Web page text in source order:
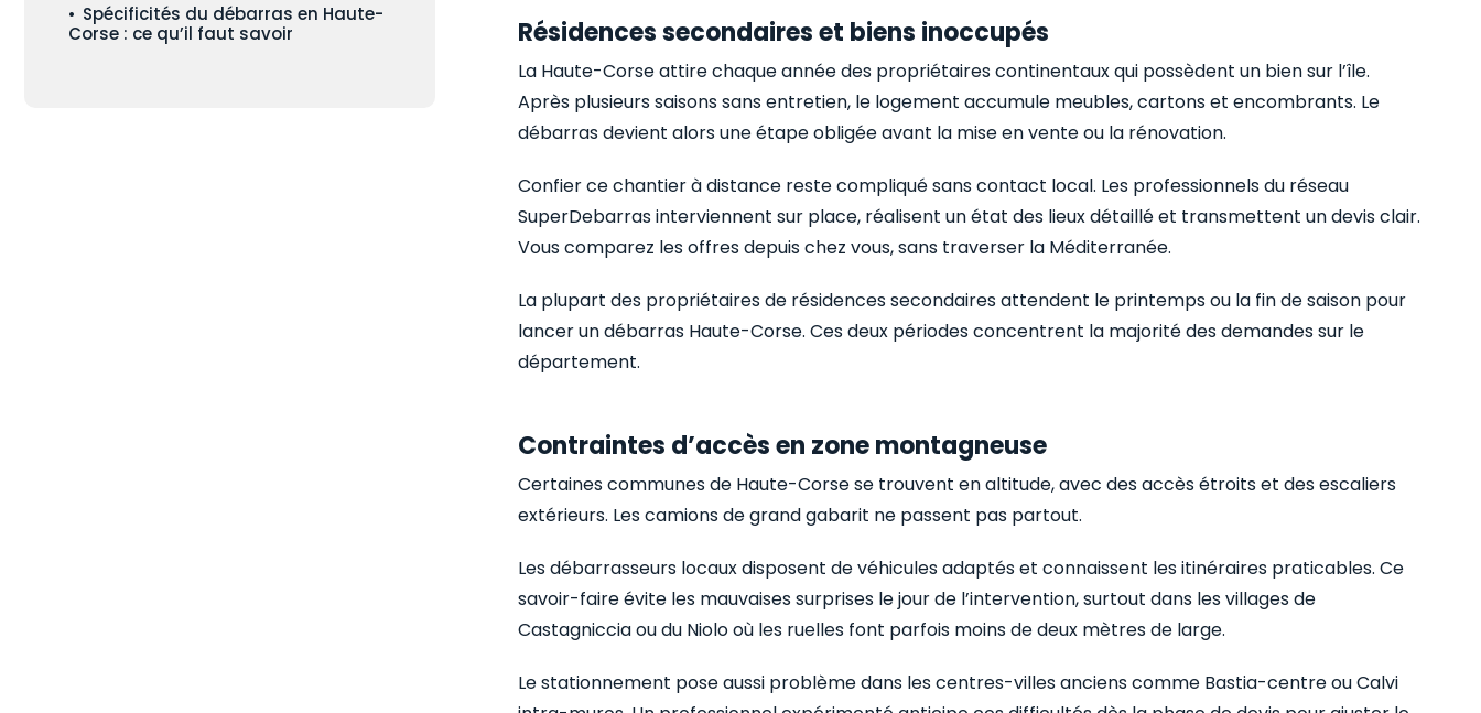
Spécificités du débarras en Haute-
Corse : ce qu’il faut savoir
Résidences secondaires et biens inoccupés
La Haute-Corse attire chaque année des propriétaires continentaux qui possèdent un bien sur l’île.
Après plusieurs saisons sans entretien, le logement accumule meubles, cartons et encombrants. Le
débarras devient alors une étape obligée avant la mise en vente ou la rénovation.
Confier ce chantier à distance reste compliqué sans contact local. Les professionnels du réseau
SuperDebarras interviennent sur place, réalisent un état des lieux détaillé et transmettent un devis clair.
Vous comparez les offres depuis chez vous, sans traverser la Méditerranée.
La plupart des propriétaires de résidences secondaires attendent le printemps ou la fin de saison pour
lancer un débarras Haute-Corse. Ces deux périodes concentrent la majorité des demandes sur le
département.
Contraintes d’accès en zone montagneuse
Certaines communes de Haute-Corse se trouvent en altitude, avec des accès étroits et des escaliers
extérieurs. Les camions de grand gabarit ne passent pas partout.
Les débarrasseurs locaux disposent de véhicules adaptés et connaissent les itinéraires praticables. Ce
savoir-faire évite les mauvaises surprises le jour de l’intervention, surtout dans les villages de
Castagniccia ou du Niolo où les ruelles font parfois moins de deux mètres de large.
Le stationnement pose aussi problème dans les centres-villes anciens comme Bastia-centre ou Calvi